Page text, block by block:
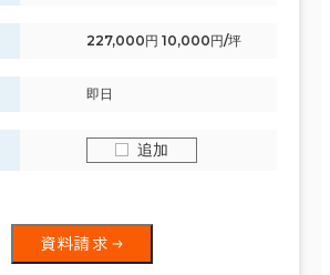
227,000円 10,000円/坪
即日
追加
資料請求